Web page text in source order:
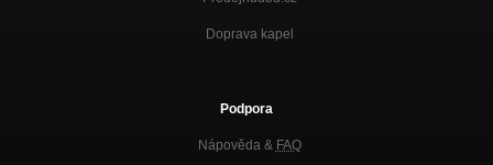
Doprava kapel
Podpora
Nápověda & FAQ